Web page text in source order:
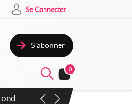
Se Connecter
S'abonner
0